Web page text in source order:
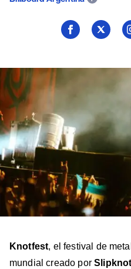
Seguí
en
Seguí
en
Knotfest, el festival de
mundial creado por